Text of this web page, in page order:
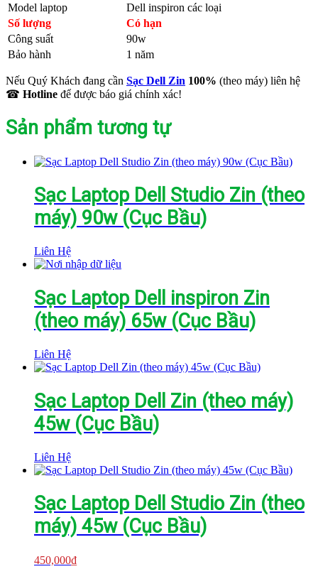
Model laptop
Dell inspiron các loại
Số lượng
Có hạn
Công suất
90w
Bảo hành
1 năm
Nếu Quý Khách đang cần Sạc Dell Zin 100% (theo máy) liên hệ
☎ Hotline để được báo giá chính xác!
Sản phẩm tương tự
Sạc Laptop Dell Studio Zin (theo
máy) 90w (Cục Bầu)
Liên Hệ
Sạc Laptop Dell inspiron Zin
(theo máy) 65w (Cục Bầu)
Liên Hệ
Sạc Laptop Dell Zin (theo máy)
45w (Cục Bầu)
Liên Hệ
Sạc Laptop Dell Studio Zin (theo
máy) 45w (Cục Bầu)
450,000₫